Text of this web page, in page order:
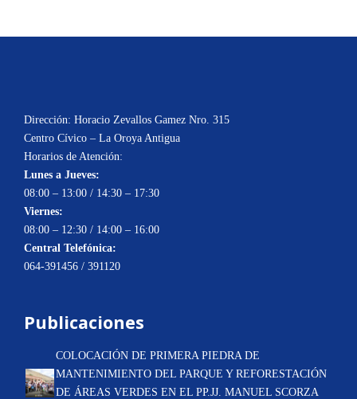
Dirección: Horacio Zevallos Gamez Nro. 315
Centro Cívico – La Oroya Antigua
Horarios de Atención:
Lunes a Jueves:
08:00 – 13:00 / 14:30 – 17:30
Viernes:
08:00 – 12:30 / 14:00 – 16:00
Central Telefónica:
064-391456 / 391120
Publicaciones
COLOCACIÓN DE PRIMERA PIEDRA DE
MANTENIMIENTO DEL PARQUE Y REFORESTACIÓN
DE ÁREAS VERDES EN EL PP.JJ. MANUEL SCORZA